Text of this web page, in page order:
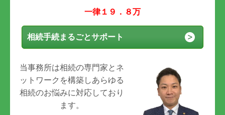
一律１９．８万
相続手続まるごとサポート
当事務所は相続の専門家とネ
ットワークを構築しあらゆる
相続のお悩みに対応しており
ます。